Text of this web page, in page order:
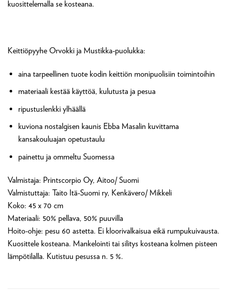
kuosittelemalla se kosteana.
Keittiöpyyhe Orvokki ja Mustikka-puolukka:
aina tarpeellinen tuote kodin keittiön monipuolisiin toimintoihin
materiaali kestää käyttöä, kulutusta ja pesua
ripustuslenkki ylhäällä
kuviona nostalgisen kaunis Ebba Masalin kuvittama
kansakouluajan opetustaulu
painettu ja ommeltu Suomessa
Valmistaja: Printscorpio Oy, Aitoo/ Suomi
Valmistuttaja: Taito Itä-Suomi ry, Kenkävero/ Mikkeli
Koko: 45 x 70 cm
Materiaali: 50% pellava, 50% puuvilla
Hoito-ohje: pesu 60 astetta. Ei kloorivalkaisua eikä rumpukuivausta.
Kuosittele kosteana. Mankelointi tai silitys kosteana kolmen pisteen
lämpötilalla. Kutistuu pesussa n. 5 %.